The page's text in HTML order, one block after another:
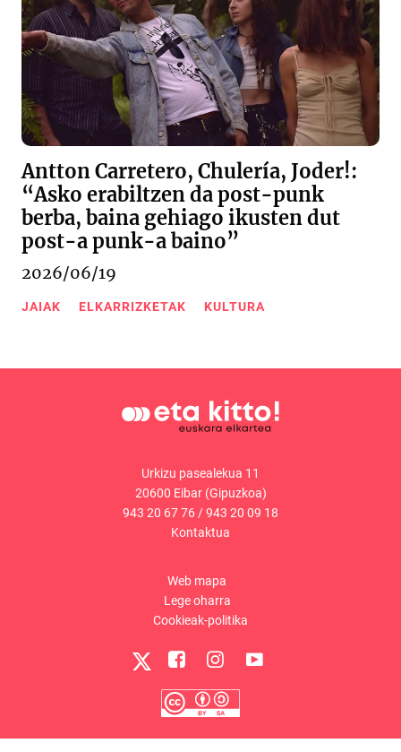
Antton Carretero, Chulería, Joder!:
“Asko erabiltzen da post-punk
berba, baina gehiago ikusten dut
post-a punk-a baino”
2026/06/19
JAIAK ELKARRIZKETAK KULTURA
Urkizu pasealekua 11
20600 Eibar (Gipuzkoa)
943 20 67 76/943 20 09 18
Kontaktua
Web mapa
Lege oharra
Cookieak-politika